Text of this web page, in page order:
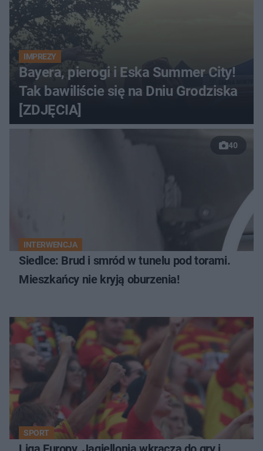
IMPREZY
Bayera, pierogi i Eska Summer City!
Tak bawiliście się na Dniu Grodziska
[ZDJĘCIA]
40
INTERWENCJA
Siedlce: Brud i smród w tunelu pod torami.
Mieszkańcy nie kryją oburzenia!
SPORT